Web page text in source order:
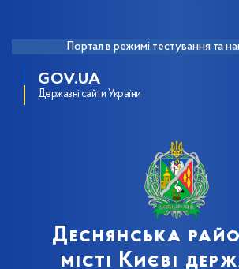
Портал в режимі тестування та
GOV.UA
Державні сайти України
Деснянська
місті Києві